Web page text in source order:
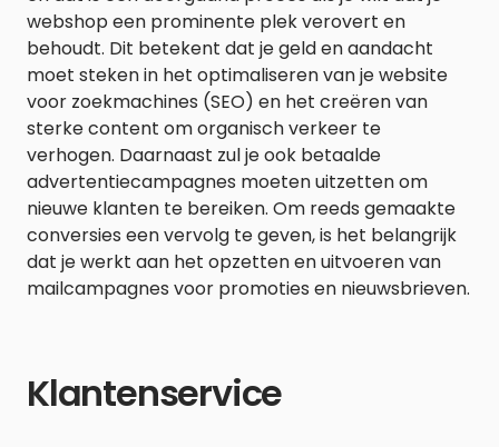
webshop een prominente plek verovert en
behoudt. Dit betekent dat je geld en aandacht
moet steken in het optimaliseren van je website
voor zoekmachines (SEO) en het creëren van
sterke content om organisch verkeer te
verhogen. Daarnaast zul je ook betaalde
advertentiecampagnes moeten uitzetten om
nieuwe klanten te bereiken. Om reeds gemaakte
conversies een vervolg te geven, is het belangrijk
dat je werkt aan het opzetten en uitvoeren van
mailcampagnes voor promoties en nieuwsbrieven.
Klantenservice